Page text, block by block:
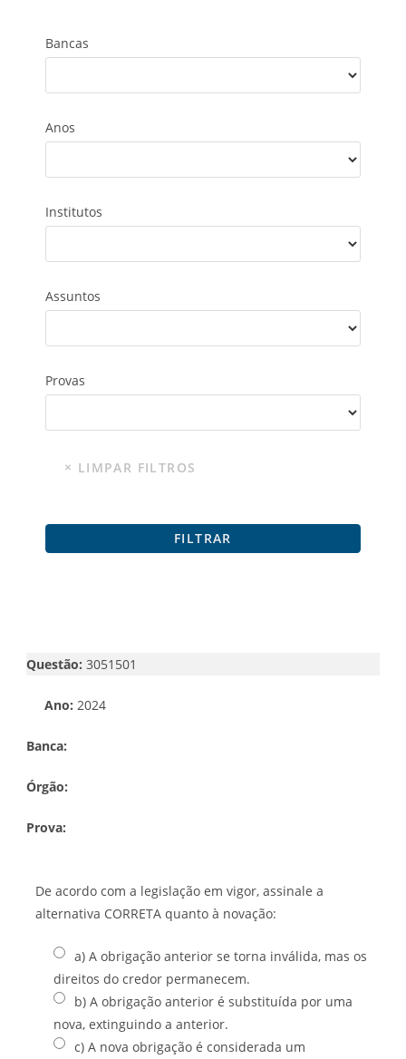
Bancas
Anos
Institutos
Assuntos
Provas
Questão: 3051501
Ano: 2024
Banca:
Órgão:
Prova:
De acordo com a legislação em vigor, assinale a
alternativa CORRETA quanto à novação:
a) A obrigação anterior se torna inválida, mas os
direitos do credor permanecem.
b) A obrigação anterior é substituída por uma
nova, extinguindo a anterior.
c) A nova obrigação é considerada um